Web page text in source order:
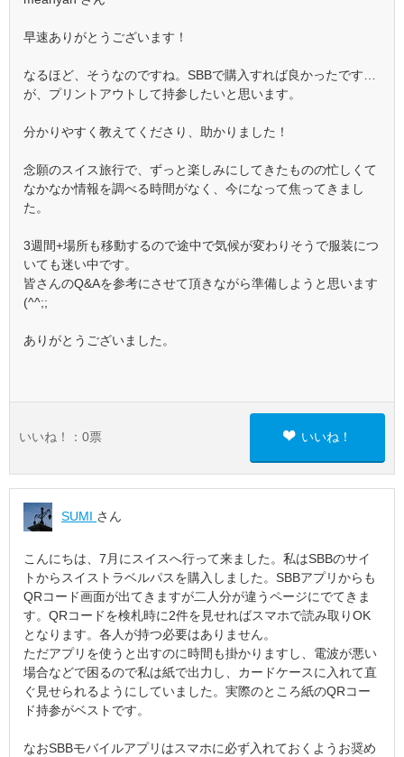
早速ありがとうございます！
なるほど、そうなのですね。SBBで購入すれば良かったです…
が、プリントアウトして持参したいと思います。
分かりやすく教えてくださり、助かりました！
念願のスイス旅行で、ずっと楽しみにしてきたものの忙しくて
なかなか情報を調べる時間がなく、今になって焦ってきまし
た。
3週間+場所も移動するので途中で気候が変わりそうで服装につ
いても迷い中です。
皆さんのQ&Aを参考にさせて頂きながら準備しようと思います
(^^;;
ありがとうございました。
いいね！： 0票 いいね！
SUMI さん
こんにちは、7月にスイスへ行って来ました。私はSBBのサイ
トからスイストラベルパスを購入しました。SBBアプリからも
QRコード画面が出てきますが二人分が違うページにでてきま
す。QRコードを検札時に2件を見せればスマホで読み取りOK
となります。各人が持つ必要はありません。
ただアプリを使うと出すのに時間も掛かりますし、電波が悪い
場合などで困るので私は紙で出力し、カードケースに入れて直
ぐ見せられるようにしていました。実際のところ紙のQRコー
ド持参がベストです。
なおSBBモバイルアプリはスマホに必ず入れておくようお奨め